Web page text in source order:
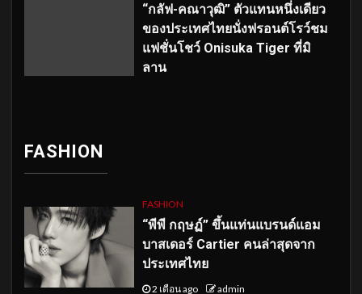
“กลัฟ-คณาวุฒิ” ตัวแทนหนึ่งเดียว
ของประเทศไทยนั่งฟรอนต์โรว์ชม
แฟชั่นโชว์ Onisuka Tiger ที่มิ
ลาน
FASHION
FASHION
“พีพี กฤษฏ์” ขึ้นแท่นแบรนด์แอม
บาสเดอร์ Cartier คนล่าสุดจาก
ประเทศไทย
2 เดือน ago admin